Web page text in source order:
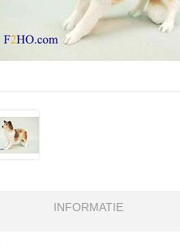
INFORMATIE